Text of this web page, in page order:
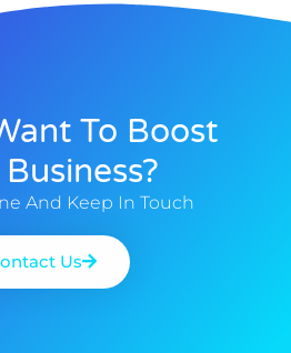
To Boost
And Keep In Touch
Us